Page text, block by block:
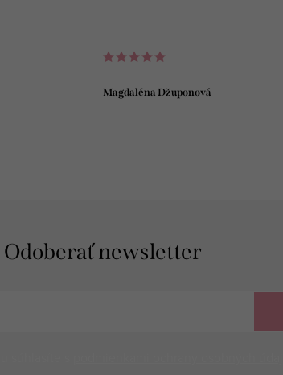
Magdaléna Džuponová
Odoberať newsletter